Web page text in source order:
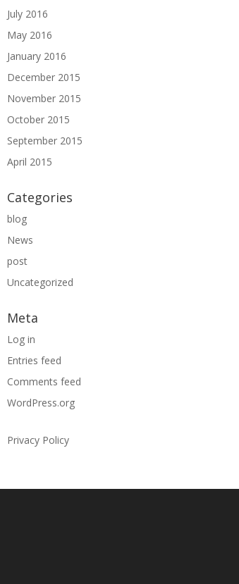
July 2016
May 2016
January 2016
December 2015
November 2015
October 2015
September 2015
April 2015
Categories
blog
News
post
Uncategorized
Meta
Log in
Entries feed
Comments feed
WordPress.org
Privacy Policy